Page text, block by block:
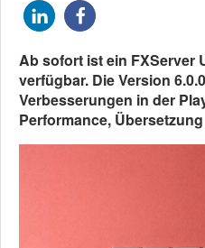
Ab sofort ist ein FXServer
verfügbar. Die Version
Verbesserungen in der
Performance,